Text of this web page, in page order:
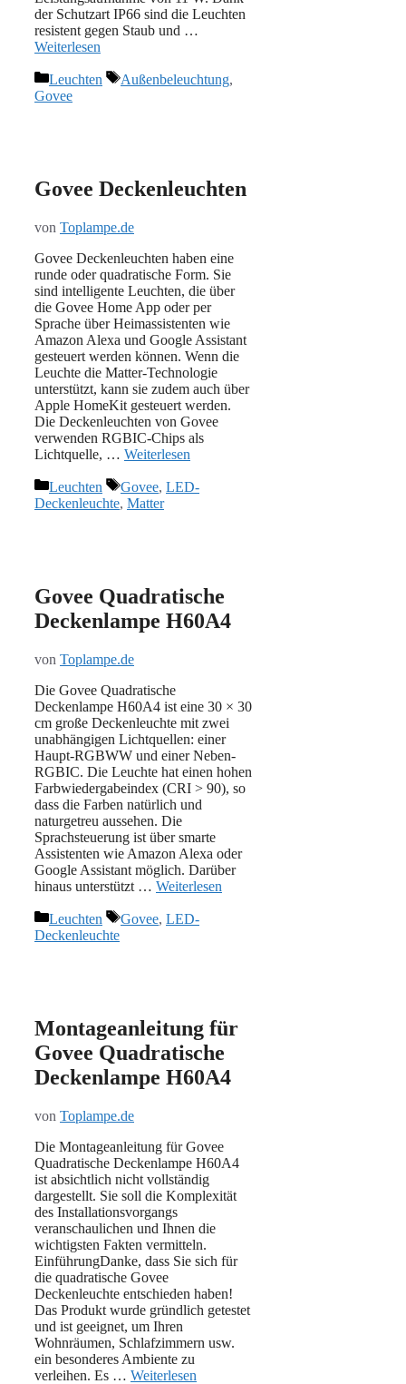
der Schutzart IP66 sind die Leuchten
resistent gegen Staub und …
Weiterlesen
Kategorien
Leuchten Schlagwörter
Außenbeleuchtung,
Govee
Govee Deckenleuchten
von Toplampe.de
Govee Deckenleuchten haben eine
runde oder quadratische Form. Sie
sind intelligente Leuchten, die über
die Govee Home App oder per
Sprache über Heimassistenten wie
Amazon Alexa und Google Assistant
gesteuert werden können. Wenn die
Leuchte die Matter-Technologie
unterstützt, kann sie zudem auch über
Apple HomeKit gesteuert werden.
Die Deckenleuchten von Govee
verwenden RGBIC-Chips als
Lichtquelle, … Weiterlesen
Kategorien
Leuchten Schlagwörter
Govee, LED-
Deckenleuchte, Matter
Govee Quadratische
Deckenlampe H60A4
von Toplampe.de
Die Govee Quadratische
Deckenlampe H60A4 ist eine 30 × 30
cm große Deckenleuchte mit zwei
unabhängigen Lichtquellen: einer
Haupt-RGBWW und einer Neben-
RGBIC. Die Leuchte hat einen hohen
Farbwiedergabeindex (CRI > 90), so
dass die Farben natürlich und
naturgetreu aussehen. Die
Sprachsteuerung ist über smarte
Assistenten wie Amazon Alexa oder
Google Assistant möglich. Darüber
hinaus unterstützt … Weiterlesen
Kategorien
Leuchten Schlagwörter
Govee, LED-
Deckenleuchte
Montageanleitung für
Govee Quadratische
Deckenlampe H60A4
von Toplampe.de
Die Montageanleitung für Govee
Quadratische Deckenlampe H60A4
ist absichtlich nicht vollständig
dargestellt. Sie soll die Komplexität
des Installationsvorgangs
veranschaulichen und Ihnen die
wichtigsten Fakten vermitteln.
EinführungDanke, dass Sie sich für
die quadratische Govee
Deckenleuchte entschieden haben!
Das Produkt wurde gründlich getestet
und ist geeignet, um Ihren
Wohnräumen, Schlafzimmern usw.
ein besonderes Ambiente zu
verleihen. Es … Weiterlesen